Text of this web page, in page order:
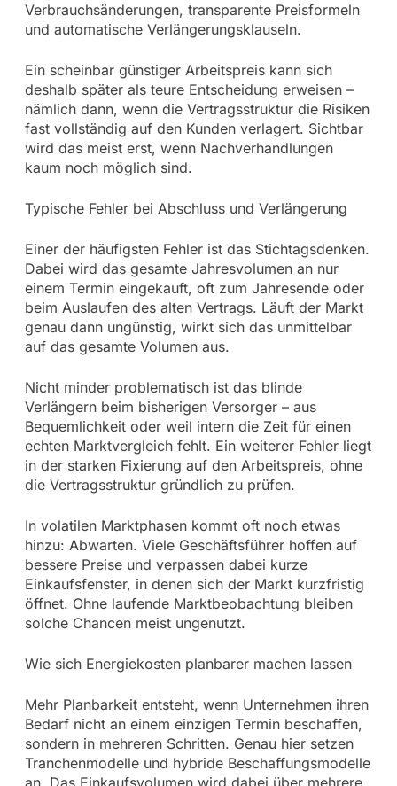
Verbrauchsänderungen, transparente Preisformeln
und automatische Verlängerungsklauseln.
Ein scheinbar günstiger Arbeitspreis kann sich
deshalb später als teure Entscheidung erweisen –
nämlich dann, wenn die Vertragsstruktur die Risiken
fast vollständig auf den Kunden verlagert. Sichtbar
wird das meist erst, wenn Nachverhandlungen
kaum noch möglich sind.
Typische Fehler bei Abschluss und Verlängerung
Einer der häufigsten Fehler ist das Stichtagsdenken.
Dabei wird das gesamte Jahresvolumen an nur
einem Termin eingekauft, oft zum Jahresende oder
beim Auslaufen des alten Vertrags. Läuft der Markt
genau dann ungünstig, wirkt sich das unmittelbar
auf das gesamte Volumen aus.
Nicht minder problematisch ist das blinde
Verlängern beim bisherigen Versorger – aus
Bequemlichkeit oder weil intern die Zeit für einen
echten Marktvergleich fehlt. Ein weiterer Fehler liegt
in der starken Fixierung auf den Arbeitspreis, ohne
die Vertragsstruktur gründlich zu prüfen.
In volatilen Marktphasen kommt oft noch etwas
hinzu: Abwarten. Viele Geschäftsführer hoffen auf
bessere Preise und verpassen dabei kurze
Einkaufsfenster, in denen sich der Markt kurzfristig
öffnet. Ohne laufende Marktbeobachtung bleiben
solche Chancen meist ungenutzt.
Wie sich Energiekosten planbarer machen lassen
Mehr Planbarkeit entsteht, wenn Unternehmen ihren
Bedarf nicht an einem einzigen Termin beschaffen,
sondern in mehreren Schritten. Genau hier setzen
Tranchenmodelle und hybride Beschaffungsmodelle
an. Das Einkaufsvolumen wird dabei über mehrere